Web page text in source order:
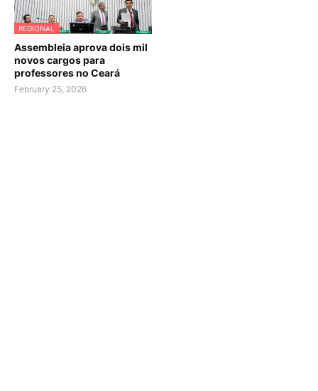
REGIONAL
Assembleia aprova dois mil
novos cargos para
professores no Ceará
February 25, 2026